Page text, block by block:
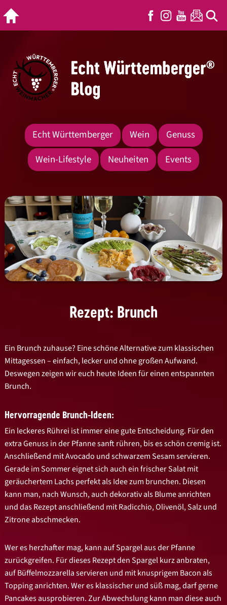
Echt Württemberger Wein
Genuss
Wein-Lifestyle
Neuheiten Events
Rezept: Brunch
Ein Brunch zuhause? Eine schöne Alternative zum klassischen
Mittagessen – einfach, lecker und ohne großen Aufwand.
Deswegen zeigen wir euch heute Ideen für einen entspannten
Brunch.
Hervorragende Brunch-Ideen:
Ein leckeres Rührei ist immer eine gute Entscheidung. Für den
extra Genuss in der Pfanne sanft rühren, bis es schön cremig ist.
Anschließend mit Avocado und schwarzem Sesam servieren.
Gerade im Sommer eignet sich auch ein frischer Salat mit
geräuchertem Lachs perfekt als Idee zum brunchen. Diesen
kann man, nach Wunsch, auch dekorativ als Blume anrichten
und das Rezept anschließend mit Radicchio, Olivenöl, Salz und
Zitrone abschmecken.
Wer es herzhafter mag, kann auf Spargel aus der Pfanne
zurückgreifen. Für dieses Rezept den Spargel kurz anbraten,
auf Büffelmozzarella servieren und mit knusprigem Bacon als
Topping anrichten. Wer es klassischer und süß mag, darf gerne
Pancakes ausprobieren. Zur Abwechslung kann man diese auch